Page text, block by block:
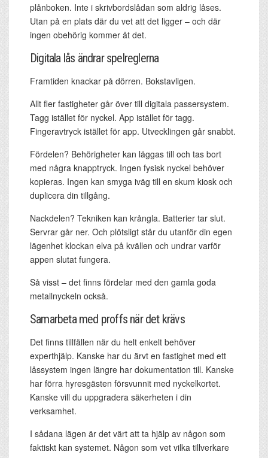
plånboken. Inte i skrivbordslådan som aldrig låses.
Utan på en plats där du vet att det ligger – och där
ingen obehörig kommer åt det.
Digitala lås ändrar spelreglerna
Framtiden knackar på dörren. Bokstavligen.
Allt fler fastigheter går över till digitala passersystem.
Tagg istället för nyckel. App istället för tagg.
Fingeravtryck istället för app. Utvecklingen går snabbt.
Fördelen? Behörigheter kan läggas till och tas bort
med några knapptryck. Ingen fysisk nyckel behöver
kopieras. Ingen kan smyga iväg till en skum kiosk och
duplicera din tillgång.
Nackdelen? Tekniken kan krångla. Batterier tar slut.
Servrar går ner. Och plötsligt står du utanför din egen
lägenhet klockan elva på kvällen och undrar varför
appen slutat fungera.
Så visst – det finns fördelar med den gamla goda
metallnyckeln också.
Samarbeta med proffs när det krävs
Det finns tillfällen när du helt enkelt behöver
experthjälp. Kanske har du ärvt en fastighet med ett
låssystem ingen längre har dokumentation till. Kanske
har förra hyresgästen försvunnit med nyckelkortet.
Kanske vill du uppgradera säkerheten i din
verksamhet.
I sådana lägen är det värt att ta hjälp av någon som
faktiskt kan systemet. Någon som vet vilka tillverkare